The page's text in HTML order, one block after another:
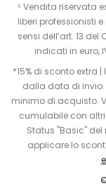
⁵ Vendita riservata
liberi professionisti
sensi dell’art. 13
indicati in euro,
*15% di sconto extra
dalla data di invio.
minimo di acquisto.
cumulabile con
Status "Basic"
applicare lo